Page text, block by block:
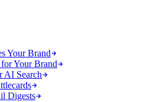
Your Brand
Your Brand
AI Search
Digests